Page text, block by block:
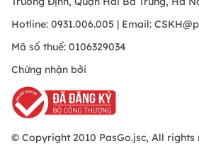
Hotline: 0931.006.005 | Email:
Mã số thuế: 0106329034
Chứng nhận bởi
© Copyright 2010 PasGo.jsc, All rights